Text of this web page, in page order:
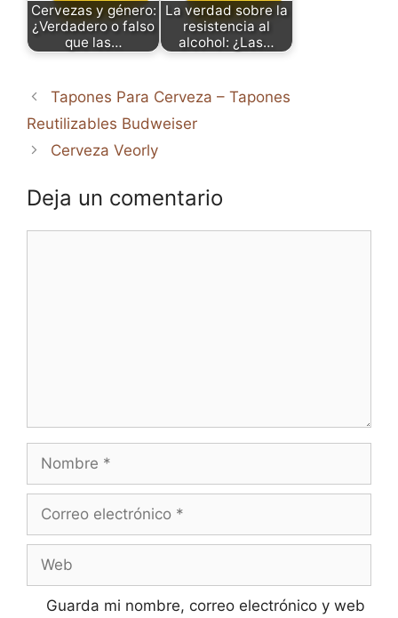
Cervezas y género:
¿Verdadero o falso
que las…
La verdad sobre la
resistencia al
alcohol: ¿Las…
Tapones Para Cerveza – Tapones
Reutilizables Budweiser
Cerveza Veorly
Deja un comentario
Nombre
Correo
Web
Guarda mi nombre, correo electrónico y web